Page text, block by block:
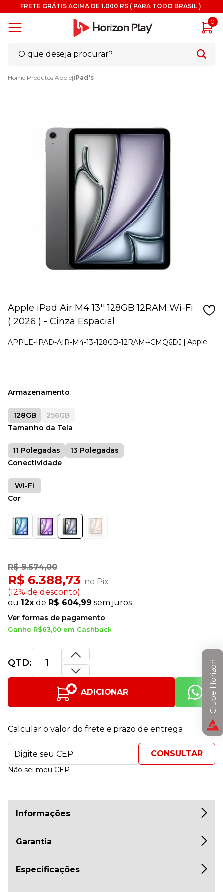
FRETE GRÁTIS ACIMA DE 1.000 RS ( PARA TODO BRASIL )
0
Home|Produtos Apple|iPad's
Apple iPad Air M4 13'' 128GB 12RAM Wi-Fi
( 2026 ) - Cinza Espacial
APPLE-IPAD-AIR-M4-13-128GB-12RAM--CMQ6DJ Apple
R$ 9.574,00
R$ 6.388,73 no Pix
(12% de desconto)
ou 12x de R$ 604,99 sem juros
Ver formas de pagamento
Ganhe R$63,00 em Cashback
Armazenamento
128GB
256GB
Tamanho da Tela
11 Polegadas
13 Polegadas
Conectividade
Wi-Fi
Cor
QTD:
ADICIONAR
Calcular o valor do frete e prazo de entrega
Não sei meu CEP
Informações
Garantia
Especificações
Clube Horizon